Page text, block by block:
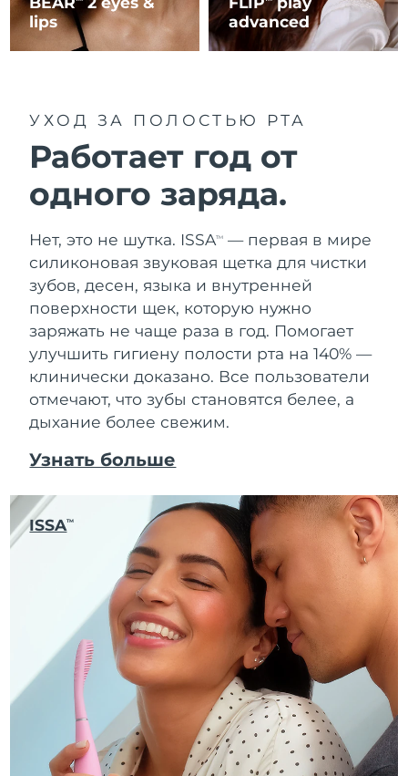
lips
advanced
УХОД ЗА ПОЛОСТЬЮ РТА
Работает год от
одного заряда.
Нет, это не шутка. ISSATM
— первая в мире
силиконовая звуковая щетка для чистки
зубов, десен, языка и внутренней
поверхности щек, которую нужно
заряжать не чаще раза в год. Помогает
улучшить гигиену полости рта на 140% —
клинически доказано. Все пользователи
отмечают, что зубы становятся белее, а
дыхание более свежим.
Узнать больше
ISSATM